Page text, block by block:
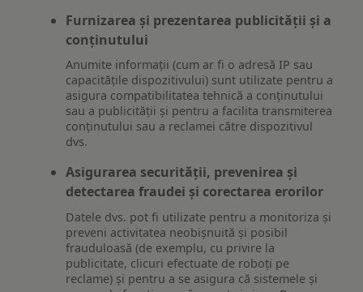
Furnizarea și prezentarea publicității și a
conținutului
Anumite informații (cum ar fi o adresă IP sau
capacitățile dispozitivului) sunt utilizate pentru a
asigura compatibilitatea tehnică a conținutului
sau a publicității și pentru a facilita transmiterea
conținutului sau a reclamei către dispozitivul
dvs.
Asigurarea securității, prevenirea și
detectarea fraudei și corectarea erorilor
Datele dvs. pot fi utilizate pentru a monitoriza și
preveni activitatea neobișnuită și posibil
frauduloasă (de exemplu, cu privire la
publicitate, clicuri efectuate de roboți pe
reclame) și pentru a se asigura că sistemele și